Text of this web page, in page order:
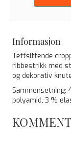
Informasjon
Tettsittende
ribbestrikk med
og dekorativ
Sammensetning:
polyamid, 3 %